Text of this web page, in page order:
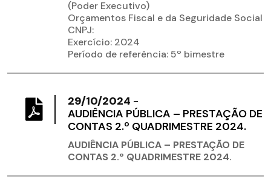
(Poder Executivo)
Orçamentos Fiscal e da Seguridade Social
CNPJ:
Exercício: 2024
Período de referência: 5º bimestre
29/10/2024 -
AUDIÊNCIA PÚBLICA – PRESTAÇÃO DE
CONTAS 2.º QUADRIMESTRE 2024.
AUDIÊNCIA PÚBLICA – PRESTAÇÃO DE
CONTAS 2.º QUADRIMESTRE 2024.